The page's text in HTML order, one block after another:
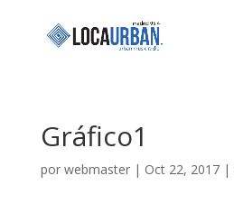
Gráfico1
por webmaster| Oct 22, 2017|